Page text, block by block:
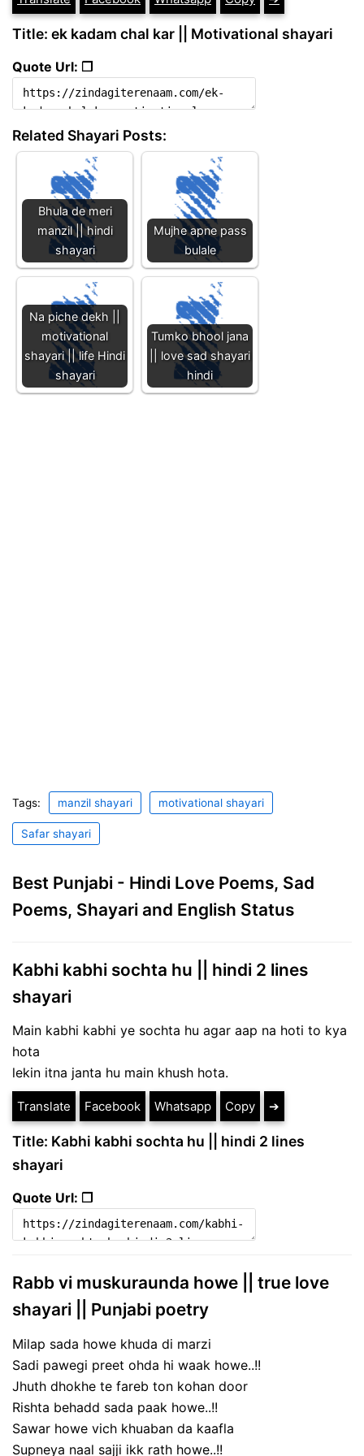
Title: ek kadam chal kar || Motivational shayari
Quote Url: ❐
Related Shayari Posts:
Bhula de meri
manzil || hindi
shayari
Mujhe apne pass
bulale
Na piche dekh ||
motivational
shayari || life Hindi
shayari
Tumko bhool jana
|| love sad shayari
hindi
Tags: manzil shayari motivational shayari
Safar shayari
Best Punjabi - Hindi Love Poems, Sad
Poems, Shayari and English Status
Kabhi kabhi sochta hu || hindi 2 lines
shayari
Main kabhi kabhi ye sochta hu agar aap na hoti to kya
hota
lekin itna janta hu main khush hota.
Translate Facebook Whatsapp Copy ➔
Title: Kabhi kabhi sochta hu || hindi 2 lines
shayari
Quote Url: ❐
Rabb vi muskuraunda howe || true love
shayari || Punjabi poetry
Milap sada howe khuda di marzi
Sadi pawegi preet ohda hi waak howe..!!
Jhuth dhokhe te fareb ton kohan door
Rishta behadd sada paak howe..!!
Sawar howe vich khuaban da kaafla
Supneya naal sajji ikk rath howe..!!